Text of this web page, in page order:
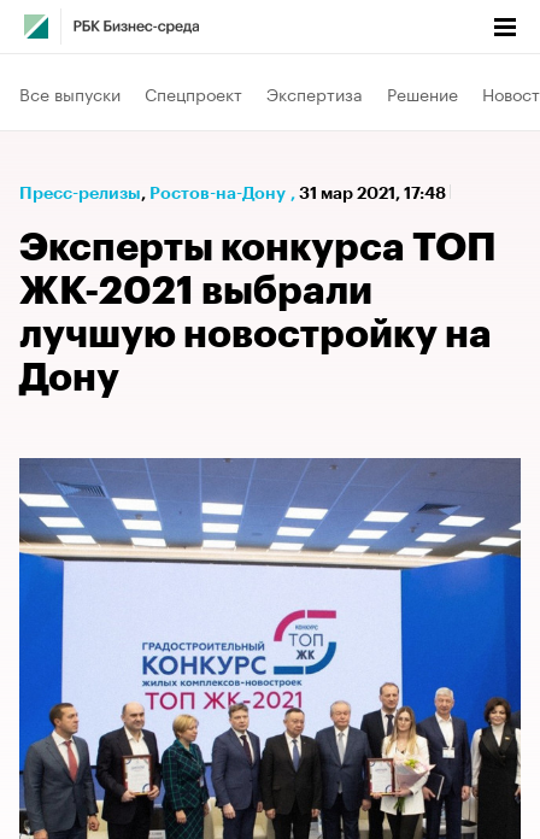
Все выпуски Спецпроект Экспертиза Решение
Пресс-релизы⁠, Ростов-на-Дону , 31 мар 2021, 17:48
Эксперты конкурса ТОП
ЖК-2021 выбрали
лучшую новостройку на
Дону